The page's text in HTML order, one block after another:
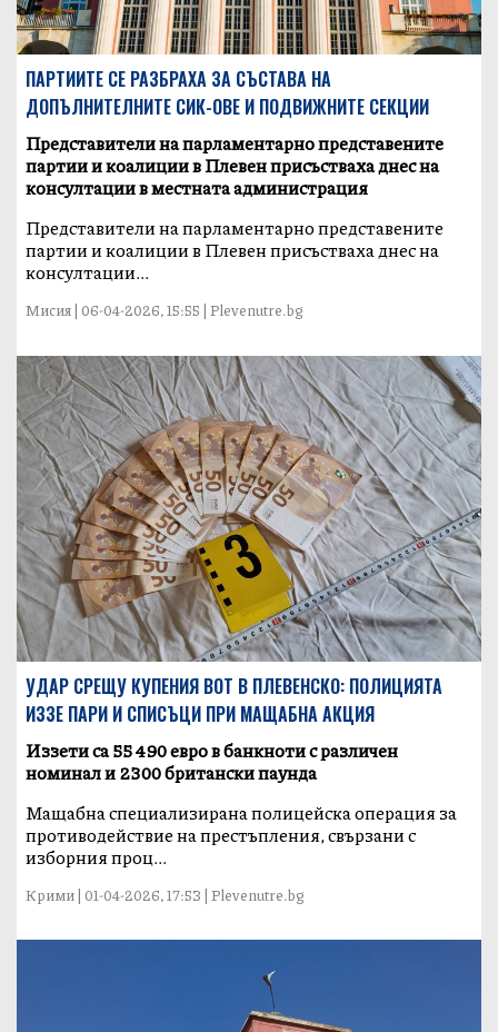
ПАРТИИТЕ СЕ РАЗБРАХА ЗА СЪСТАВА НА
ДОПЪЛНИТЕЛНИТЕ СИК-ОВЕ И ПОДВИЖНИТЕ СЕКЦИИ
Представители на парламентарно представените
партии и коалиции в Плевен присъстваха днес на
консултации в местната администрация
Представители на парламентарно представените
партии и коалиции в Плевен присъстваха днес на
консултации...
Мисия | 06-04-2026, 15:55 | Plevenutre.bg
УДАР СРЕЩУ КУПЕНИЯ ВОТ В ПЛЕВЕНСКО: ПОЛИЦИЯТА
ИЗЗЕ ПАРИ И СПИСЪЦИ ПРИ МАЩАБНА АКЦИЯ
Иззети са 55 490 евро в банкноти с различен
номинал и 2300 британски паунда
Мащабна специализирана полицейска операция за
противодействие на престъпления, свързани с
изборния проц...
Крими | 01-04-2026, 17:53 | Plevenutre.bg